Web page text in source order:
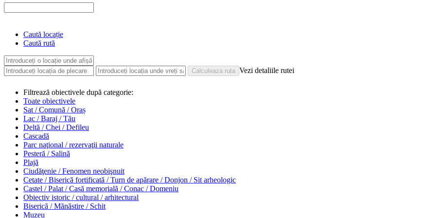
Caută locație
Caută rută
Vezi detaliile rutei
Filtrează obiectivele după categorie:
Toate obiectivele
Sat / Comună / Oraș
Lac / Baraj / Tău
Deltă / Chei / Defileu
Cascadă
Parc naţional / rezervaţii naturale
Pesteră / Salină
Plajă
Ciudăţenie / Fenomen neobişnuit
Cetate / Biserică fortificată / Turn de apărare / Donjon / Sit arheologic
Castel / Palat / Casă memorială / Conac / Domeniu
Obiectiv istoric / cultural / arhitectural
Biserică / Mănăstire / Schit
Muzeu